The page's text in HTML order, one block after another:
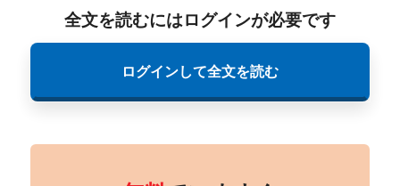
全文を読むにはログインが必要です
ログインして全文を読む